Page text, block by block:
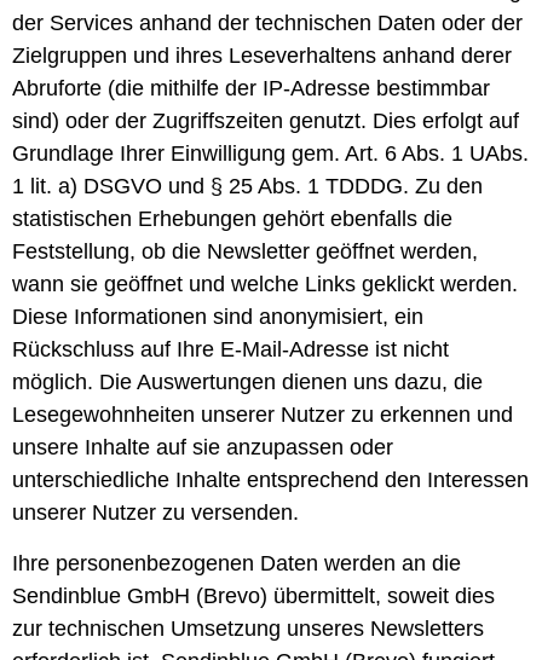
der Services anhand der technischen Daten oder der
Zielgruppen und ihres Leseverhaltens anhand derer
Abruforte (die mithilfe der IP-Adresse bestimmbar
sind) oder der Zugriffszeiten genutzt. Dies erfolgt auf
Grundlage Ihrer Einwilligung gem. Art. 6 Abs. 1 UAbs.
1 lit. a) DSGVO und § 25 Abs. 1 TDDDG. Zu den
statistischen Erhebungen gehört ebenfalls die
Feststellung, ob die Newsletter geöffnet werden,
wann sie geöffnet und welche Links geklickt werden.
Diese Informationen sind anonymisiert, ein
Rückschluss auf Ihre E-Mail-Adresse ist nicht
möglich. Die Auswertungen dienen uns dazu, die
Lesegewohnheiten unserer Nutzer zu erkennen und
unsere Inhalte auf sie anzupassen oder
unterschiedliche Inhalte entsprechend den Interessen
unserer Nutzer zu versenden.
Ihre personenbezogenen Daten werden an die
Sendinblue GmbH (Brevo) übermittelt, soweit dies
zur technischen Umsetzung unseres Newsletters